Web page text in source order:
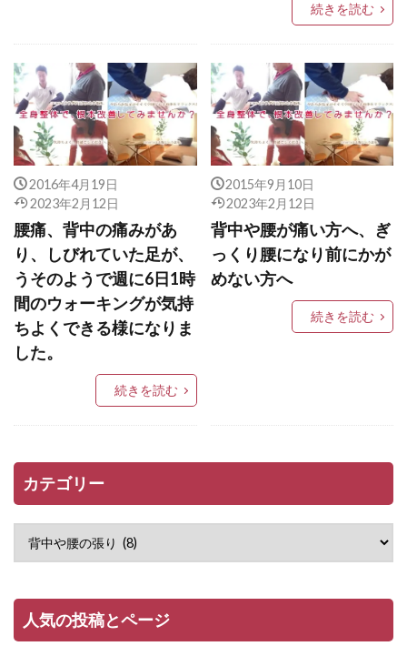
続きを読む
2016年4月19日
2023年2月12日
腰痛、背中の痛みがあ
り、しびれていた足が、
うそのようで週に6日1時
間のウォーキングが気持
ちよくできる様になりま
した。
続きを読む
2015年9月10日
2023年2月12日
背中や腰が痛い方へ、ぎ
っくり腰になり前にかが
めない方へ
続きを読む
カテゴリー
人気の投稿とページ